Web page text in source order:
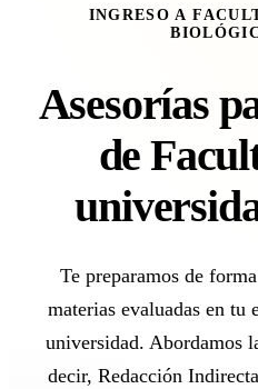
INGRESO A
Asesorías
de
Te preparamos de
materias evaluadas en tu
universidad. Abordamos
decir, Redacción